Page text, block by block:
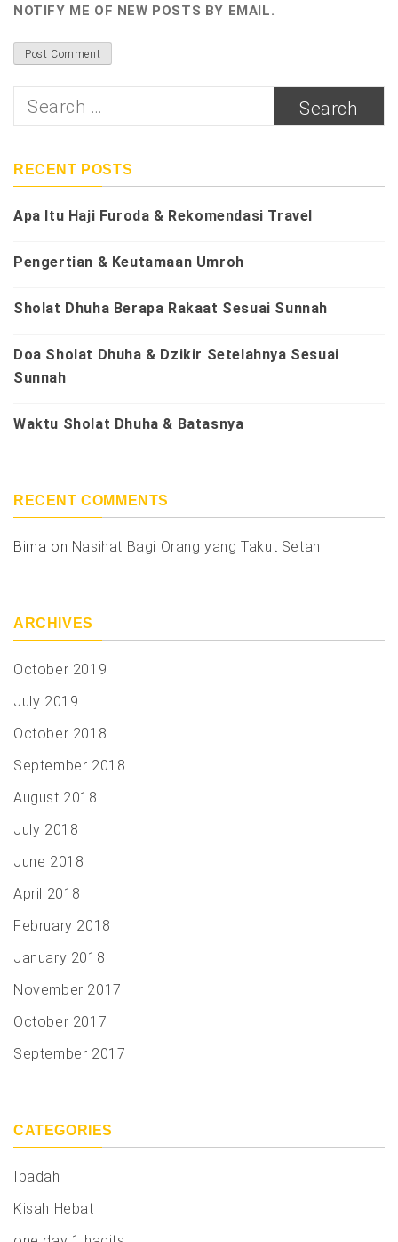
NOTIFY ME OF NEW POSTS BY EMAIL.
Search
RECENT POSTS
Apa Itu Haji Furoda & Rekomendasi Travel
Pengertian & Keutamaan Umroh
Sholat Dhuha Berapa Rakaat Sesuai Sunnah
Doa Sholat Dhuha & Dzikir Setelahnya Sesuai
Sunnah
Waktu Sholat Dhuha & Batasnya
RECENT COMMENTS
Bima on Nasihat Bagi Orang yang Takut Setan
ARCHIVES
October 2019
July 2019
October 2018
September 2018
August 2018
July 2018
June 2018
April 2018
February 2018
January 2018
November 2017
October 2017
September 2017
CATEGORIES
Ibadah
Kisah Hebat